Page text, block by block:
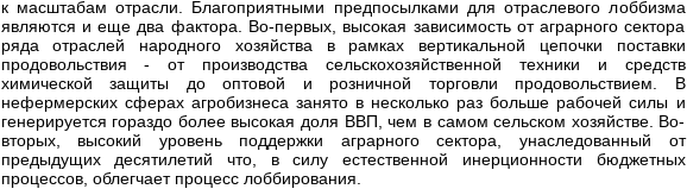
к масштабам отрасли. Благоприятными предпосылками для отраслевого лоббизма
являются и еще два фактора. Во-первых, высокая зависимость от аграрного сектора
ряда отраслей народного хозяйства в рамках вертикальной цепочки поставки
продовольствия - от производства сельскохозяйственной техники и средств
химической защиты до оптовой и розничной торговли продовольствием. В
нефермерских сферах агробизнеса занято в несколько раз больше рабочей силы и
генерируется гораздо более высокая доля ВВП, чем в самом сельском хозяйстве. Во-
вторых, высокий уровень поддержки аграрного сектора, унаследованный от
предыдущих десятилетий что, в силу естественной инерционности бюджетных
процессов, облегчает процесс лоббирования.